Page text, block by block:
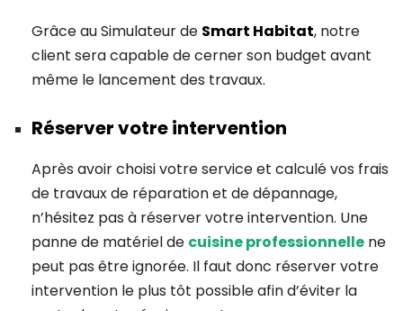
Grâce au Simulateur de Smart Habitat, notre
client sera capable de cerner son budget avant
même le lancement des travaux.
Réserver votre intervention
Après avoir choisi votre service et calculé vos frais
de travaux de réparation et de dépannage,
n’hésitez pas à réserver votre intervention. Une
panne de matériel de cuisine professionnelle ne
peut pas être ignorée. Il faut donc réserver votre
intervention le plus tôt possible afin d’éviter la